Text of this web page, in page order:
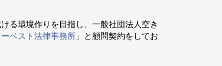
る環境作りを目指し、一般社団法人空き
ベスト法律事務所 」と顧問契約をしてお